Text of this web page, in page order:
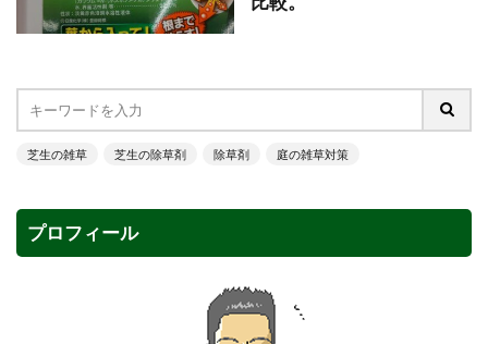
芝生の雑草 芝生の除草剤 除草剤 庭の雑草対策
プロフィール